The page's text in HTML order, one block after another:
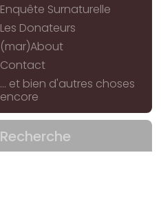
Enquête Surnaturelle
Les Donateurs
(mar)About
Contact
... et bien d'autres choses
encore
Recherche